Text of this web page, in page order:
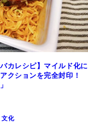
カレシピ】マイルド化に
クションを完全封印！
文化